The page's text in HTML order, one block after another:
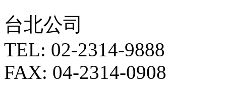
台北公司
TEL: 02-2314-9888
FAX: 04-2314-0908